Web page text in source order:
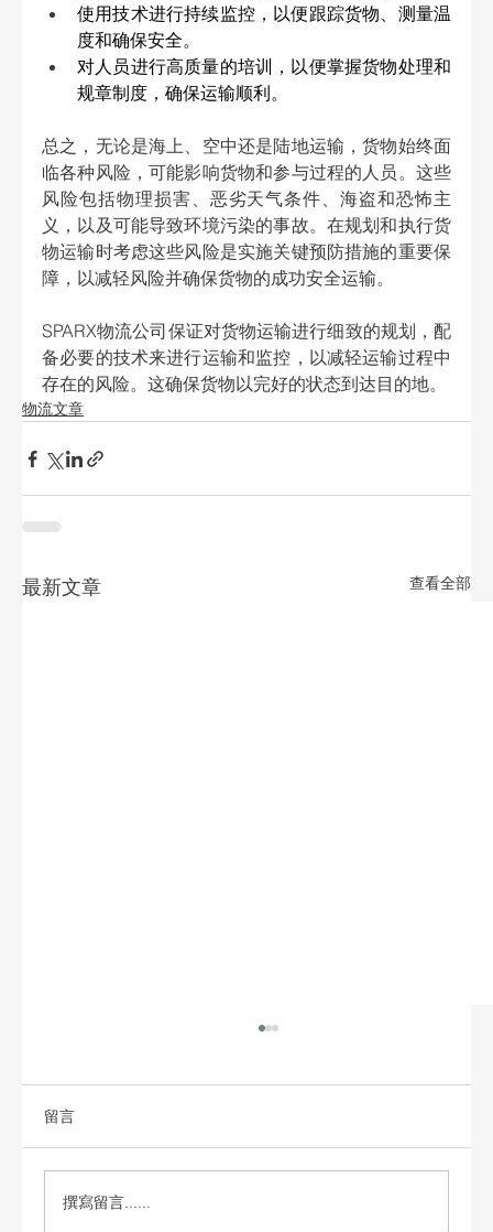
使用技术进行持续监控，以便跟踪货物、测量温
度和确保安全。
对人员进行高质量的培训，以便掌握货物处理和
规章制度，确保运输顺利。
总之，无论是海上、空中还是陆地运输，货物始终面
临各种风险，可能影响货物和参与过程的人员。这些
风险包括物理损害、恶劣天气条件、海盗和恐怖主
义，以及可能导致环境污染的事故。在规划和执行货
物运输时考虑这些风险是实施关键预防措施的重要保
障，以减轻风险并确保货物的成功安全运输。
SPARX物流公司保证对货物运输进行细致的规划，配
备必要的技术来进行运输和监控，以减轻运输过程中
存在的风险。这确保货物以完好的状态到达目的地。
物流文章
最新文章 查看全部
留言
撰寫留言......